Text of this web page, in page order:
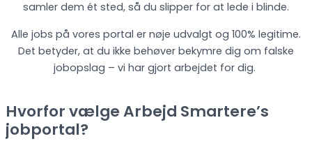
samler dem ét sted, så du slipper for at lede i blinde.
Alle jobs på vores portal er nøje udvalgt og 100% legitime.
Det betyder, at du ikke behøver bekymre dig om falske
jobopslag – vi har gjort arbejdet for dig.
Hvorfor vælge Arbejd Smartere’s
jobportal?